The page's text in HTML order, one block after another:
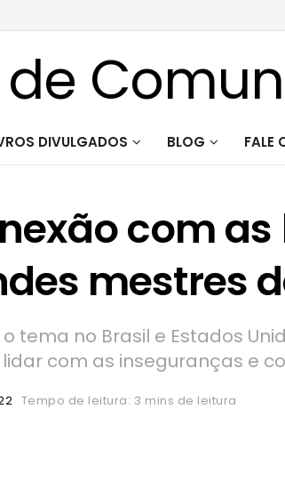
DIVULGADOS BLOG FALE
com as
mestres
tema no Brasil e Estados
com as inseguranças e
Tempo de leitura: 3 mins de leitura